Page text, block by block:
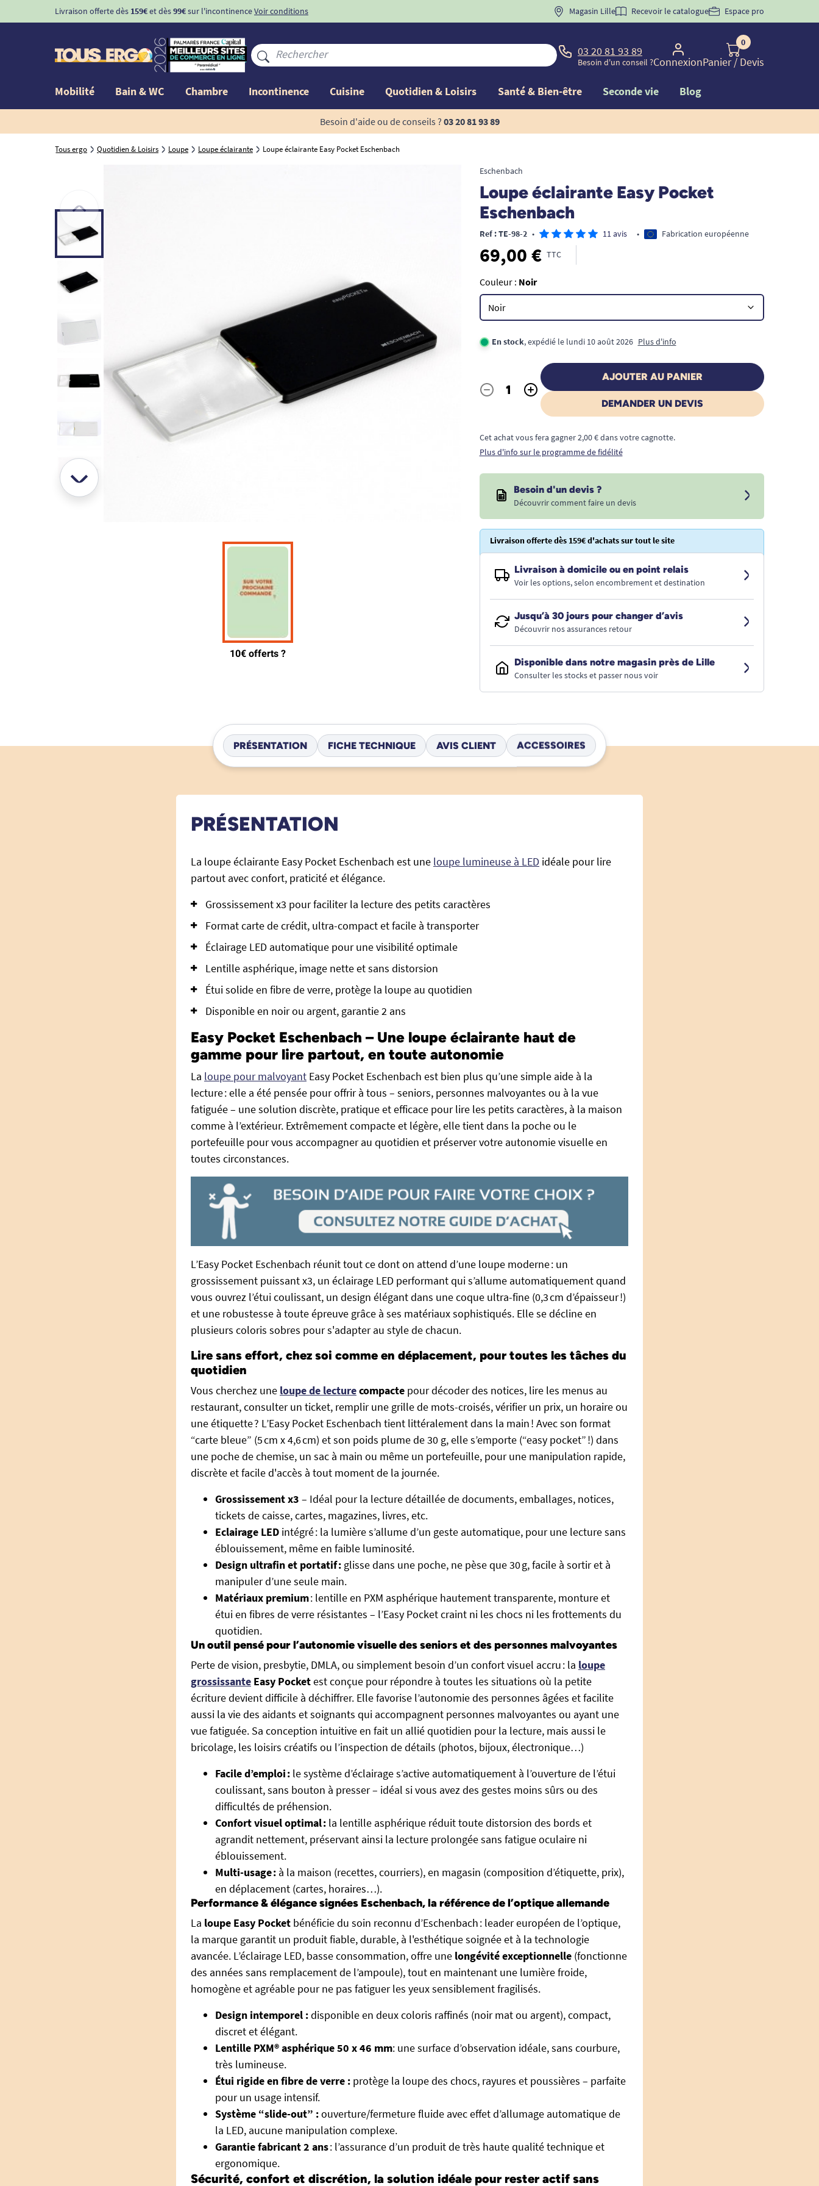
Livraison offerte dès 159€et dès99€sur l'incontinenceVoir conditions BIENVENUE" pourla 1ère commande d'incontinence
Magasin Lille Recevoir le catalogue Espace pro
03 20 81 93 89
Besoin d'un conseil ?Connexion
0
Panier/ Devis
Mobilité Bain & WC Chambre Incontinence Cuisine Quotidien & Loisirs Santé & Bien-être Seconde vie Blog
Besoin d'aide ou de conseils ? 03 20 81 93 89
Tous ergo Quotidien & Loisirs Loupe Loupe éclairante Loupe éclairante Easy Pocket Eschenbach
Eschenbach
Loupe éclairante Easy Pocket
Eschenbach
Ref : TE-98-2 • 11 avis • Fabrication européenne
69,00 € TTC
Couleur : Noir
En stock, expédié le lundi 10 août 2026 Plus d'info
Quantité
- +
AJOUTER AU PANIER
DEMANDER UN DEVIS
Cet achat vous fera gagner 2,00 € dans votre cagnotte.
Plus d'info sur le programme de fidélité
Besoin d'un devis ?
Découvrir comment faire un devis
Livraison offerte dès 159€ d'achats sur tout le site
Livraison à domicile ou en point relais
Voir les options, selon encombrement et destination
Jusqu’à 30 jours pour changer d’avis
Découvrir nos assurances retour
Disponible dans notre magasin près de Lille
Consulter les stocks et passer nous voir
PRÉSENTATION FICHE TECHNIQUE AVIS CLIENT ACCESSOIRES
PRÉSENTATION
La loupe éclairante Easy Pocket Eschenbach est une loupe lumineuse à LED idéale pour lire
partout avec confort, praticité et élégance.
Grossissement x3 pour faciliter la lecture des petits caractères
Format carte de crédit, ultra-compact et facile à transporter
Éclairage LED automatique pour une visibilité optimale
Lentille asphérique, image nette et sans distorsion
Étui solide en fibre de verre, protège la loupe au quotidien
Disponible en noir ou argent, garantie 2 ans
Easy Pocket Eschenbach – Une loupe éclairante haut de
gamme pour lire partout, en toute autonomie
La loupe pour malvoyant Easy Pocket Eschenbach est bien plus qu’une simple aide à la
lecture : elle a été pensée pour offrir à tous – seniors, personnes malvoyantes ou à la vue
fatiguée – une solution discrète, pratique et efficace pour lire les petits caractères, à la maison
comme à l’extérieur. Extrêmement compacte et légère, elle tient dans la poche ou le
portefeuille pour vous accompagner au quotidien et préserver votre autonomie visuelle en
toutes circonstances.
L’Easy Pocket Eschenbach réunit tout ce dont on attend d’une loupe moderne : un
grossissement puissant x3, un éclairage LED performant qui s’allume automatiquement quand
vous ouvrez l’étui coulissant, un design élégant dans une coque ultra-fine (0,3 cm d’épaisseur !)
et une robustesse à toute épreuve grâce à ses matériaux sophistiqués. Elle se décline en
plusieurs coloris sobres pour s'adapter au style de chacun.
Lire sans effort, chez soi comme en déplacement, pour toutes les tâches du
quotidien
Vous cherchez une loupe de lecturecompacte pour décoder des notices, lire les menus au
restaurant, consulter un ticket, remplir une grille de mots-croisés, vérifier un prix, un horaire ou
une étiquette ? L’Easy Pocket Eschenbach tient littéralement dans la main ! Avec son format
“carte bleue” (5 cm x 4,6 cm) et son poids plume de 30 g, elle s’emporte (“easy pocket” !) dans
une poche de chemise, un sac à main ou même un portefeuille, pour une manipulation rapide,
discrète et facile d'accès à tout moment de la journée.
Grossissement x3 – Idéal pour la lecture détaillée de documents, emballages, notices,
tickets de caisse, cartes, magazines, livres, etc.
Eclairage LED intégré : la lumière s’allume d’un geste automatique, pour une lecture sans
éblouissement, même en faible luminosité.
Design ultrafin et portatif : glisse dans une poche, ne pèse que 30 g, facile à sortir et à
manipuler d’une seule main.
Matériaux premium: lentille en PXM asphérique hautement transparente, monture et
étui en fibres de verre résistantes – l’Easy Pocket craint ni les chocs ni les frottements du
quotidien.
Un outil pensé pour l’autonomie visuelle des seniors et des personnes malvoyantes
Perte de vision, presbytie, DMLA, ou simplement besoin d’un confort visuel accru : la loupe
grossissante Easy Pocketest conçue pour répondre à toutes les situations où la petite
écriture devient difficile à déchiffrer. Elle favorise l’autonomie des personnes âgées et facilite
aussi la vie des aidants et soignants qui accompagnent personnes malvoyantes ou ayant une
vue fatiguée. Sa conception intuitive en fait un allié quotidien pour la lecture, mais aussi le
bricolage, les loisirs créatifs ou l’inspection de détails (photos, bijoux, électronique…)
Facile d’emploi : le système d’éclairage s’active automatiquement à l’ouverture de l’étui
coulissant, sans bouton à presser – idéal si vous avez des gestes moins sûrs ou des
difficultés de préhension.
Confort visuel optimal : la lentille asphérique réduit toute distorsion des bords et
agrandit nettement, préservant ainsi la lecture prolongée sans fatigue oculaire ni
éblouissement.
Multi-usage : à la maison (recettes, courriers), en magasin (composition d’étiquette, prix),
en déplacement (cartes, horaires…).
Performance & élégance signées Eschenbach, la référence de l’optique allemande
La loupe Easy Pocket bénéficie du soin reconnu d’Eschenbach : leader européen de l’optique,
la marque garantit un produit fiable, durable, à l'esthétique soignée et à la technologie
avancée. L’éclairage LED, basse consommation, offre une longévité exceptionnelle (fonctionne
des années sans remplacement de l’ampoule), tout en maintenant une lumière froide,
homogène et agréable pour ne pas fatiguer les yeux sensiblement fragilisés.
Design intemporel :disponible en deux coloris raffinés (noir mat ou argent), compact,
discret et élégant.
Lentille PXM® asphérique 50 x 46 mm: une surface d’observation idéale, sans courbure,
très lumineuse.
Étui rigide en fibre de verre : protège la loupe des chocs, rayures et poussières – parfaite
pour un usage intensif.
Système “slide-out” :ouverture/fermeture fluide avec effet d’allumage automatique de
la LED, aucune manipulation complexe.
Garantie fabricant 2 ans: l’assurance d’un produit de très haute qualité technique et
ergonomique.
Sécurité, confort et discrétion, la solution idéale pour rester actif sans